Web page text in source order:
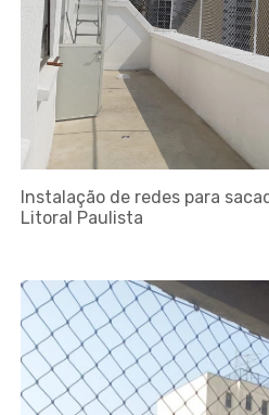
Instalação de redes para
Litoral Paulista